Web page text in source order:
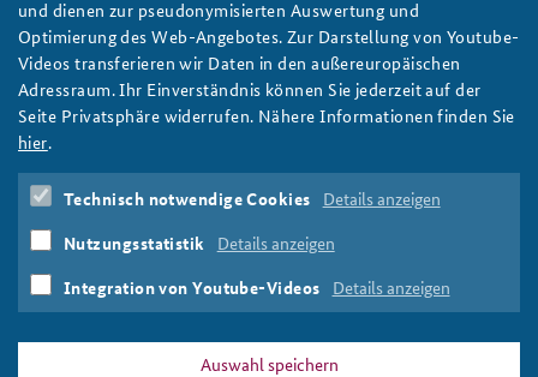
und dienen zur pseudonymisierten Auswertung und
Optimierung des Web-Angebotes. Zur Darstellung von Youtube-
Videos transferieren wir Daten in den außereuropäischen
Adressraum. Ihr Einverständnis können Sie jederzeit auf der
Seite Privatsphäre widerrufen. Nähere Informationen finden Sie
hier.
Technisch notwendige Cookies Details anzeigen
Nutzungsstatistik Details anzeigen
Integration von Youtube-Videos Details anzeigen
Auswahl speichern